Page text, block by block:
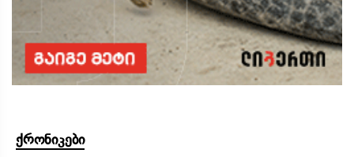
ქრონიკები